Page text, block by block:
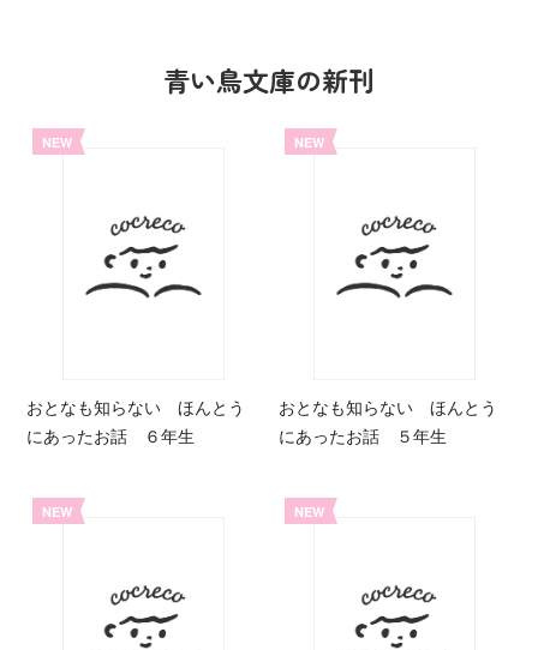
青い鳥文庫の新刊
NEW
おとなも知らない ほんとう
にあったお話 ６年生
NEW
おとなも知らない ほんとう
にあったお話 ５年生
NEW NEW